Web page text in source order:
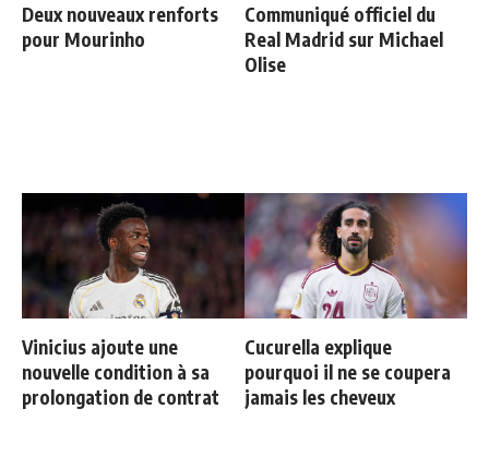
Deux nouveaux renforts
pour Mourinho
Communiqué officiel du
Real Madrid sur Michael
Olise
Vinicius ajoute une
nouvelle condition à sa
prolongation de contrat
Cucurella explique
pourquoi il ne se coupera
jamais les cheveux